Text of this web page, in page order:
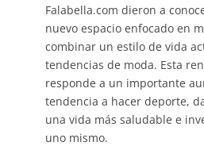
Falabella.com dieron a
nuevo espacio enfocado en
combinar un estilo de vida
tendencias de moda. Esta
responde a un importante
tendencia a hacer deporte,
una vida más saludable e
uno mismo.